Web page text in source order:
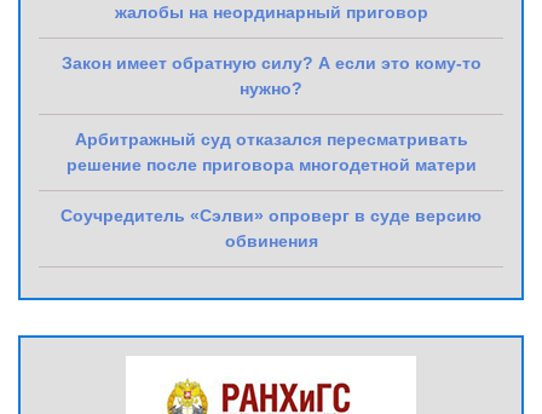
жалобы на неординарный приговор
Закон имеет обратную силу? А если это кому-то
нужно?
Арбитражный суд отказался пересматривать
решение после приговора многодетной матери
Соучредитель «Сэлви» опроверг в суде версию
обвинения